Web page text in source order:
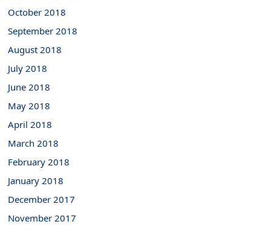
October 2018
September 2018
August 2018
July 2018
June 2018
May 2018
April 2018
March 2018
February 2018
January 2018
December 2017
November 2017